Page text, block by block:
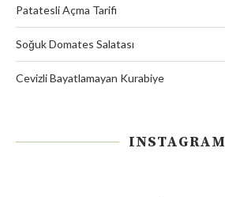
Patatesli Açma Tarifi
Soğuk Domates Salatası
Cevizli Bayatlamayan Kurabiye
INSTAGRAM